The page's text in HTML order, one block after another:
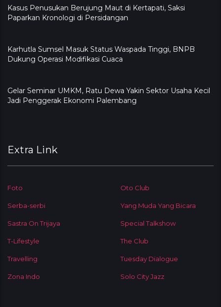
Kasus Penusukan Berujung Maut di Kertapati, Saksi
Paparkan Kronologi di Persidangan
Karhutla Sumsel Masuk Status Waspada Tinggi, BNPB
Dukung Operasi Modifikasi Cuaca
Gelar Seminar UMKM, Ratu Dewa Yakin Sektor Usaha Kecil
Jadi Penggerak Ekonomi Palembang
Extra Link
Foto Oto Club
Serba-serbi Yang Muda Yang Bicara
Sastra On Trijaya Special Talkshow
T-Lifestyle The Club
Travelling Tuesday Dialogue
Zona Indo Solo City Jazz